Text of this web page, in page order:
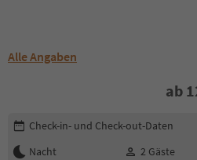
Alle Angaben
ab
Buchungsdetails bearbeiten
Check-in- und Check-out-Daten
Nacht
2 Gäste